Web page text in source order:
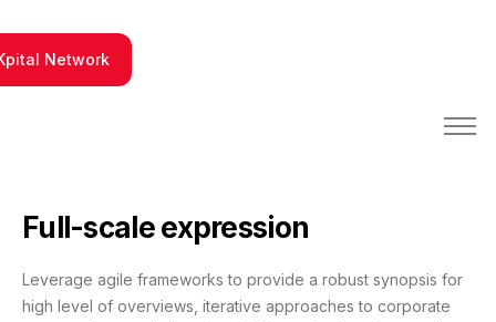
Network
Fabrica de Software
Conócenos
Full-scale expression
Leverage agile frameworks to provide a robust synopsis for
high level of overviews, iterative approaches to corporate